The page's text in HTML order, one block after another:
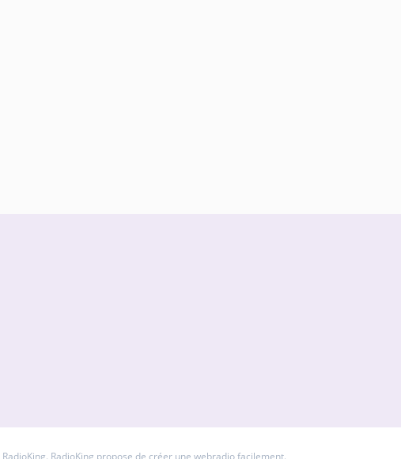
RadioKing. RadioKing propose de créer une webradiofacilement.